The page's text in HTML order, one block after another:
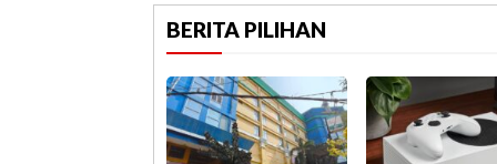
BERITA PILIHAN